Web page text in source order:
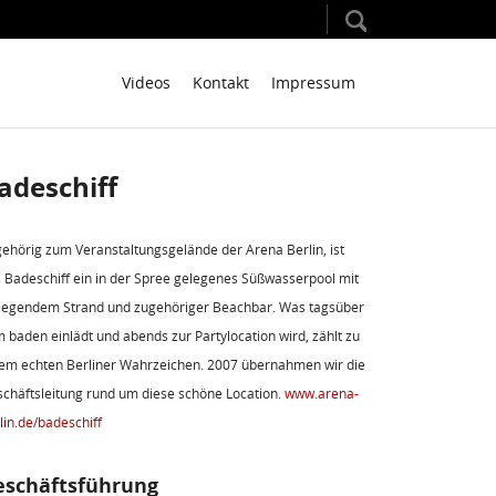
Videos Kontakt Impressum
zum Veranstaltungsgelände der Arena Berlin, ist
Badeschiff ein in der Spree gelegenes Süßwasserpool mit
Strand und zugehöriger Beachbar. Was tagsüber
baden einlädt und abends zur Partylocation wird, zählt zu
echten Berliner Wahrzeichen. 2007 übernahmen wir die
rund um diese schöne Location. www.arena-
badeschiff